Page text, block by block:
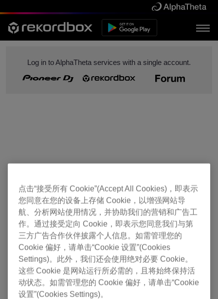
Log in to AlphaTheta services with a single account.
点击“接受所有 Cookie”(Accept All Cookies)，即表示
您同意在您的设备上存储 Cookie，以增强网站导
航、分析网站使用情况，并协助我们的营销和广告工
作。通过接受定向 Cookie，即表示您同意我们与第
三方广告合作伙伴披露个人信息。如需管理您的
Cookie 偏好，请单击“Cookie 设置”(Cookies
Settings)。此外，我们还会使用绝对必要 Cookie。
这些 Cookie 是网站运行所必需的，且将始终保持活
动状态。如需管理您的 Cookie 偏好，请单击“Cookie
设置”(Cookies Settings)。